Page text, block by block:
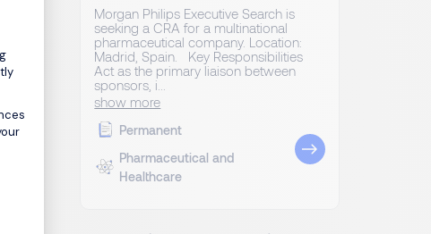
Your Options
a
Morgan Philips Executive Search is
seeking a CRA for a multinational
pharmaceutical company. Location:
Madrid, Spain. Key Responsibilities
Act as the primary liaison between
sponsors, i...
show more
Permanent
Pharmaceutical and
Healthcare